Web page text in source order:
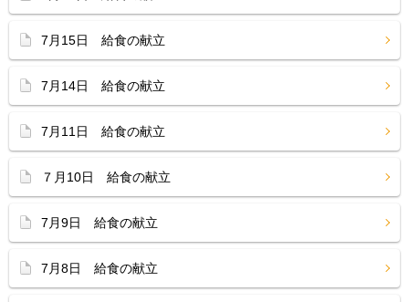
7月15日 給食の献立
7月14日 給食の献立
7月11日 給食の献立
７月10日 給食の献立
7月9日 給食の献立
7月8日 給食の献立